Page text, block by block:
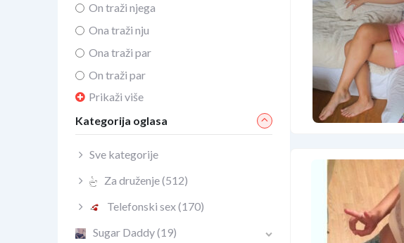
On traži njega
Ona traži nju
Ona traži par
On traži par
Prikaži više
Kategorija oglasa
Sve kategorije
Za druženje(512)
Telefonski sex(170)
Sugar Daddy(19)